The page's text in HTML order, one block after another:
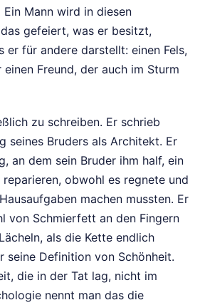
Ein Mann wird in diesen
gefeiert, was er besitzt,
er für andere darstellt: einen Fels,
Freund, der auch im Sturm
zu schreiben. Er schrieb
seines Bruders als Architekt. Er
an dem sein Bruder ihm half, ein
obwohl es regnete und
machen mussten. Er
von Schmierfett an den Fingern
als die Kette endlich
seine Definition von Schönheit.
die in der Tat lag, nicht im
nennt man das die